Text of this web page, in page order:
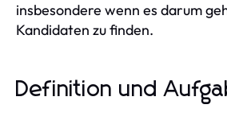
insbesondere wenn es darum
Kandidaten zu finden.
Definition und